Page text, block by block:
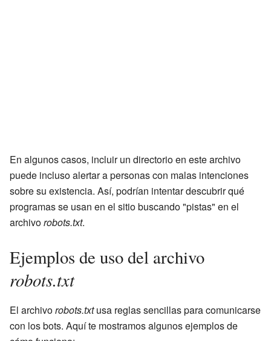
En algunos casos, incluir un directorio en este archivo
puede incluso alertar a personas con malas intenciones
sobre su existencia. Así, podrían intentar descubrir qué
programas se usan en el sitio buscando "pistas" en el
archivorobots.txt.
Ejemplos de uso del archivo
robots.txt
El archivorobots.txtusa reglas sencillas para comunicarse
con los bots. Aquí te mostramos algunos ejemplos de